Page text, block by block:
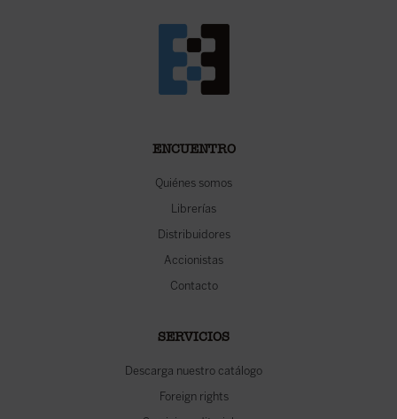
ENCUENTRO
Quiénes somos
Librerías
Distribuidores
Accionistas
Contacto
SERVICIOS
Descarga nuestro catálogo
Foreign rights